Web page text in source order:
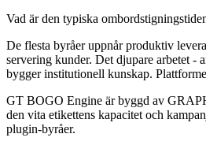
Vad är den typiska
De flesta byråer uppnår produktiv
servering kunder. Det djupare arbetet -
bygger institutionell kunskap.
GT BOGO Engine är byggd av
den vita etikettens kapacitet och
plugin-byråer.